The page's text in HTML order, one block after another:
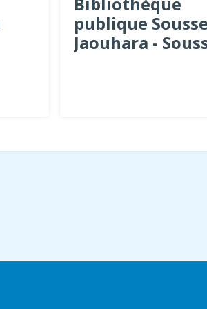
publique
Jaouhara -